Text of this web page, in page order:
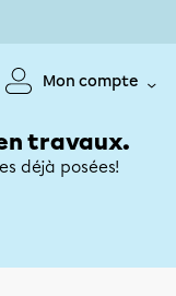
Mon compte
travaux.
déjà posées!